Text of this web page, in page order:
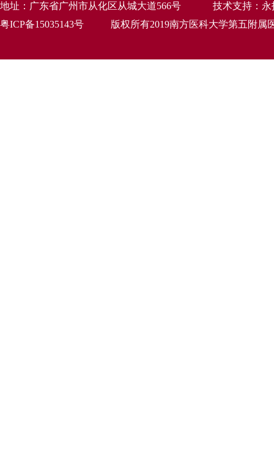
地址：广东省广州市从化区从城大道566号 技术支持：永
粤ICP备15035143号 版权所有2019南方医科大学第五附属